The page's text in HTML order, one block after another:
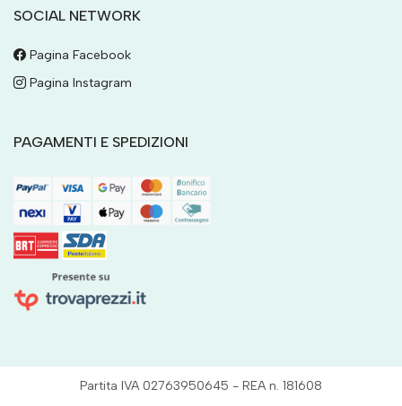
SOCIAL NETWORK
Pagina Facebook
Pagina Instagram
PAGAMENTI E SPEDIZIONI
Partita IVA 02763950645 - REA n. 181608